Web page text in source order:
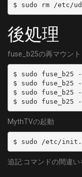
$ sudo rm /etc/
後処理
fuse_b25の再マウント
$ sudo fuse_b25
$ sudo fuse_b25
$ sudo fuse_b25
$ sudo fuse_b25
MythTVの起動
$ sudo /etc/
追記:コマンドの間違い